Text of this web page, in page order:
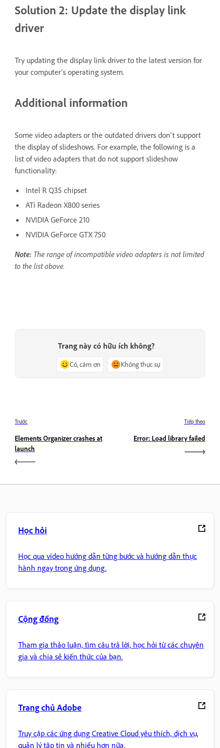
Solution 2: Update the display link
driver
Try updating the display link driver to the latest version for
your computer's operating system.
Additional information
Some video adapters or the outdated drivers don't support
the display of slideshows. For example, the following is a
list of video adapters that do not support slideshow
functionality:
Intel R Q35 chipset
ATi Radeon X800 series
NVIDIA GeForce 210
NVIDIA GeForce GTX 750
Note: The range of incompatible video adapters is not limited
to the list above.
Trang này có hữu ích không?
Có, cảm ơn Không thực sự
Trước
Elements Organizer crashes at
launch
Tiếp theo
Error: Load library failed
Học hỏi
Học qua video hướng dẫn từng bước và hướng dẫn thực
hành ngay trong ứng dụng.
Cộng đồng
Tham gia thảo luận, tìm câu trả lời, học hỏi từ các chuyên
gia và chia sẻ kiến thức của bạn.
Trang chủ Adobe
Truy cập các ứng dụng Creative Cloud yêu thích, dịch vụ,
quản lý tập tin và nhiều hơn nữa.